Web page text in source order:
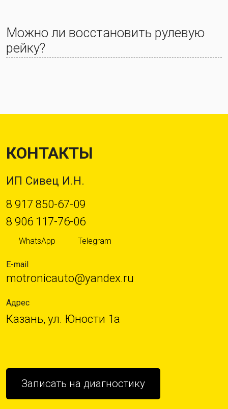
Можно ли восстановить рулевую
рейку?
КОНТАКТЫ
ИП Сивец И.Н.
8 917 850-67-09
8 906 117-76-06
WhatsApp Telegram
E-mail
motronicauto@yandex.ru
Адрес
Казань, ул. Юности 1а
Записать на диагностику